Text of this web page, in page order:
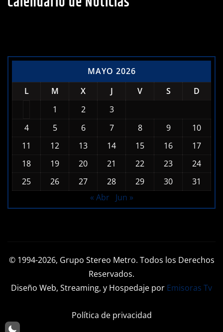
MAYO 2026
L
M X J V S
D
1
2
3
4
5 6 7 8 9
10
11
12 13 14 15 16
17
18
19 20 21 22 23
24
25
26 27 28 29 30
31
« Abr
Jun »
© 1994-2026, Grupo Stereo Metro. Todos los Derechos
Reservados.
Diseño Web, Streaming, y Hospedaje por Emisoras Tv
Política de privacidad